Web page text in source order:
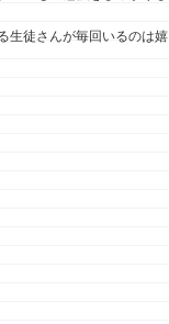
生徒さんが毎回いるのは嬉